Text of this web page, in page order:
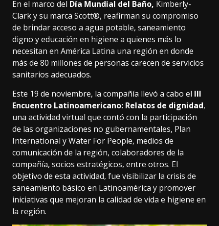
En el marco del Día Mundial del Baño, Kimberly-
Clark y su marca Scott®, reafirman su compromiso
de brindar acceso a agua potable, saneamiento
digno y educación en higiene a quienes más lo
necesitan en América Latina una región en donde
más de 80 millones de personas carecen de servicios
sanitarios adecuados.
Este 19 de noviembre, la compañía llevó a cabo el III
Encuentro Latinoamericano: Relatos de dignidad,
una actividad virtual que contó con la participación
de las organizaciones no gubernamentales, Plan
International y Water For People, medios de
comunicación de la región, colaboradores de la
compañía, socios estratégicos, entre otros. El
objetivo de esta actividad, fue visibilizar la crisis de
saneamiento básico en Latinoamérica y promover
iniciativas que mejoran la calidad de vida e higiene en
la región.